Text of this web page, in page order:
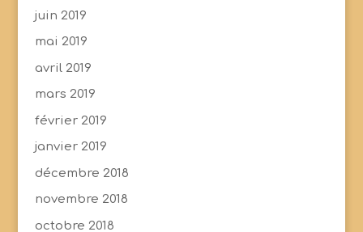
juin 2019
mai 2019
avril 2019
mars 2019
février 2019
janvier 2019
décembre 2018
novembre 2018
octobre 2018